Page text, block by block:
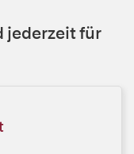
jederzeit für